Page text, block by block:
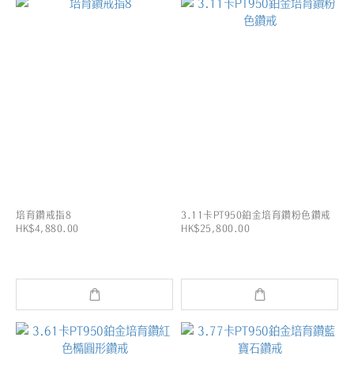
培育鑽戒指8
HK$4,880.00
3.11卡PT950鉑金培育鑽粉色鑽戒
HK$25,800.00